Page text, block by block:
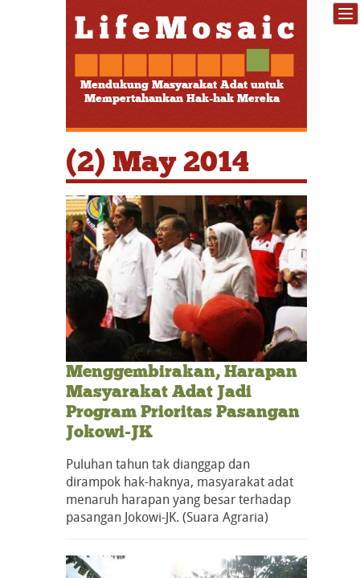
Mendukung Masyarakat Adat untuk
Mempertahankan Hak-hak Mereka
(2) May 2014
Menggembirakan, Harapan
Masyarakat Adat Jadi
Program Prioritas Pasangan
Jokowi-JK
Puluhan tahun tak dianggap dan
dirampok hak-haknya, masyarakat adat
menaruh harapan yang besar terhadap
pasangan Jokowi-JK. (Suara Agraria)